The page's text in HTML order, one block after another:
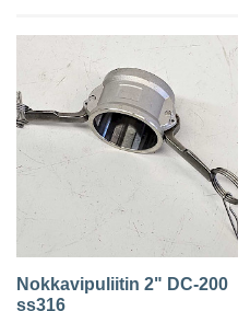
Nokkavipuliitin 2" DC-200
ss316